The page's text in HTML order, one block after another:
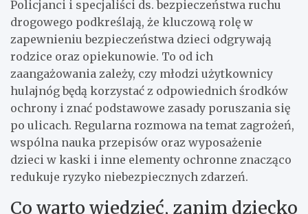
Policjanci i specjaliści ds. bezpieczeństwa ruchu
drogowego podkreślają, że kluczową rolę w
zapewnieniu bezpieczeństwa dzieci odgrywają
rodzice oraz opiekunowie. To od ich
zaangażowania zależy, czy młodzi użytkownicy
hulajnóg będą korzystać z odpowiednich środków
ochrony i znać podstawowe zasady poruszania się
po ulicach. Regularna rozmowa na temat zagrożeń,
wspólna nauka przepisów oraz wyposażenie
dzieci w kaski i inne elementy ochronne znacząco
redukuje ryzyko niebezpiecznych zdarzeń.
Co warto wiedzieć, zanim dziecko